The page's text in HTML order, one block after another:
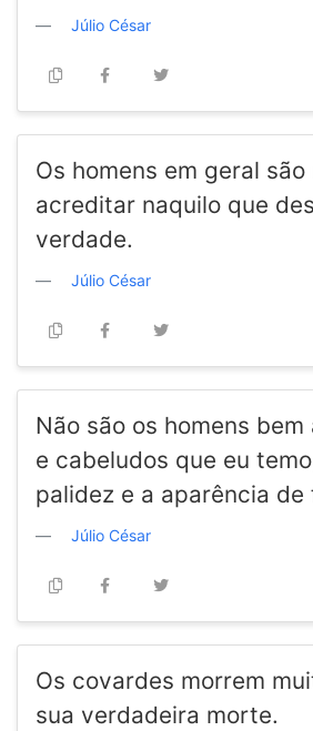
Júlio César
Os homens em geral
acreditar naquilo que
verdade.
Júlio César
Não são os homens
e cabeludos que eu
palidez e a aparência de
Júlio César
Os covardes morrem
sua verdadeira morte.